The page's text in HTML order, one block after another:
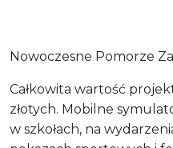
Nowoczesne Pomorze
Całkowita wartość
złotych. Mobilne
w szkołach, na